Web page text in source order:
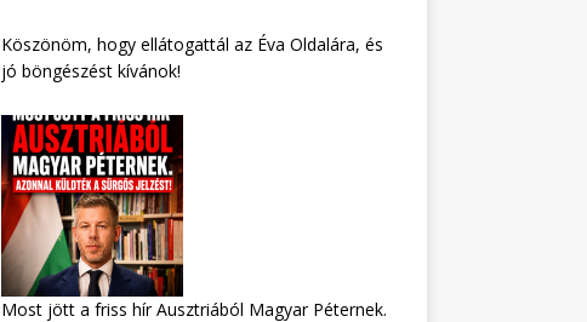
Köszönöm, hogy ellátogattál az Éva Oldalára, és
jó böngészést kívánok!
Most jött a friss hír Ausztriából Magyar Péternek.